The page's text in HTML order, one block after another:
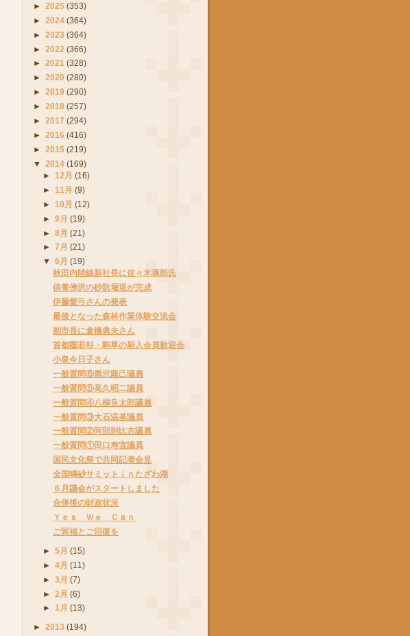
► 2025 (353)
► 2024 (364)
► 2023 (364)
► 2022 (366)
► 2021 (328)
► 2020 (280)
► 2019 (290)
► 2018 (257)
► 2017 (294)
► 2016 (416)
► 2015 (219)
▼ 2014 (169)
► 12月(16)
► 11月(9)
► 10月(12)
►9月(19)
►8月(21)
►7月(21)
▼6月(19)
秋田内陸線新社長に佐々木琢郎氏
供養佛沢の砂防堰堤が完成
伊藤愛弓さんの発表
最後となった森林作業体験交流会
副市長に倉橋典夫さん
首都圏若杉・駒草の新入会員歓迎会
小泉今日子さん
一般質問⑥黒沢龍己議員
一般質問⑤高久昭二議員
一般質問④八柳良太郎議員
一般質問③大石温基議員
一般質問②阿部則比古議員
一般質問①田口寿宜議員
国民文化祭で共同記者会見
全国鳴砂サミットｉｎたざわ湖
６月議会がスタートしました
合併後の財政状況
Ｙｅｓ Ｗｅ Ｃａｎ
ご冥福とご回復を
►5月(15)
►4月(11)
►3月(7)
►2月(6)
► 1月(13)
► 2013 (194)